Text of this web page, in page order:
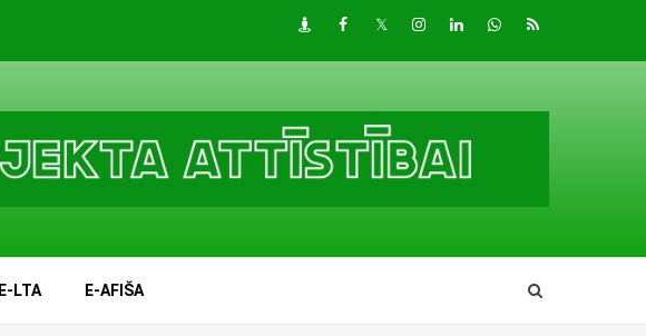
DraugiemFacebook
TwitterInstagram
LinkedInwhatsapp
RSS
E-LTA E-AFIŠA